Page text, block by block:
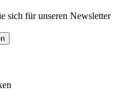
sich für unseren Newsletter